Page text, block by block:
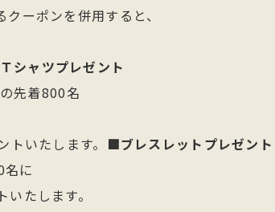
ーポンを併用すると、
シャツプレゼント
先着800名
いたします。 ■ブレスレットプレゼント
に
たします。